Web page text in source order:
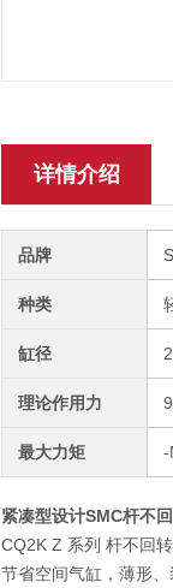
详情介绍
品牌
种类
缸径
理论作用力
最大力矩 -
紧凑型设计SMC杆不
CQ2K Z 系列 杆不回
节省空间气缸，薄形